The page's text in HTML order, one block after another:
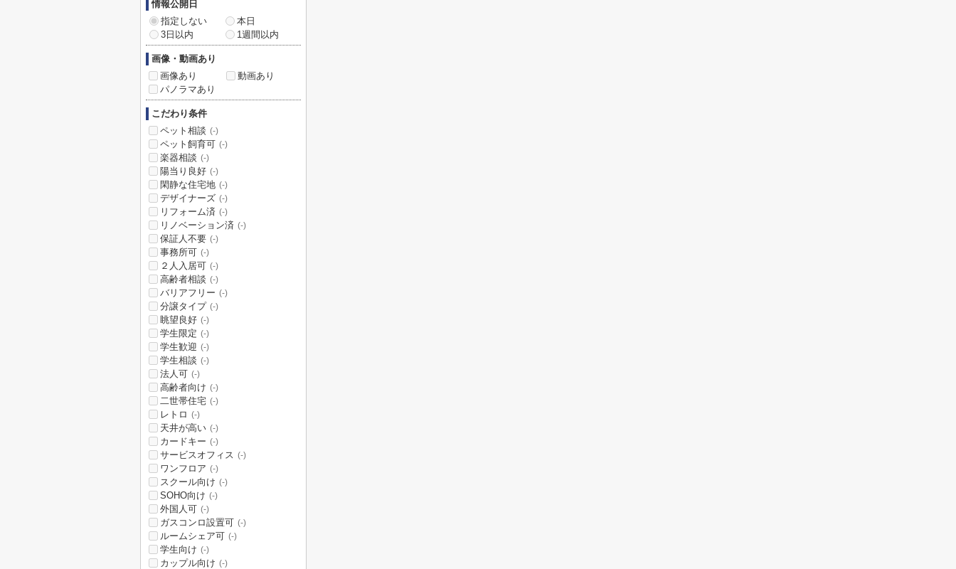
情報公開日
指定しない
本日
3日以内
1週間以内
画像・動画あり
画像あり
動画あり
パノラマあり
こだわり条件
ペット相談 (-)
ペット飼育可 (-)
楽器相談 (-)
陽当り良好 (-)
閑静な住宅地 (-)
デザイナーズ (-)
リフォーム済 (-)
リノベーション済 (-)
保証人不要 (-)
事務所可 (-)
２人入居可 (-)
高齢者相談 (-)
バリアフリー (-)
分譲タイプ (-)
眺望良好 (-)
学生限定 (-)
学生歓迎 (-)
学生相談 (-)
法人可 (-)
高齢者向け (-)
二世帯住宅 (-)
レトロ (-)
天井が高い (-)
カードキー (-)
サービスオフィス (-)
ワンフロア (-)
スクール向け (-)
SOHO向け (-)
外国人可 (-)
ガスコンロ設置可 (-)
ルームシェア可 (-)
学生向け (-)
カップル向け (-)